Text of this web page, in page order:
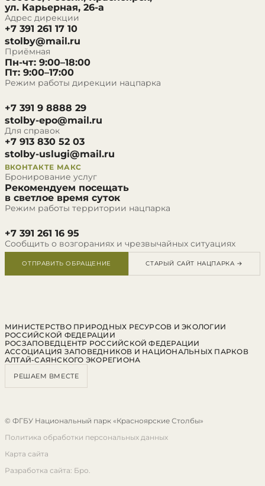
ул. Карьерная, 26-а
Адрес дирекции
+7 391 261 17 10
stolby@mail.ru
Приёмная
Пн-чт: 9:00–18:00
Пт: 9:00–17:00
Режим работы дирекции нацпарка
+7 391 9 8888 29
stolby-epo@mail.ru
Для справок
+7 913 830 52 03
stolby-uslugi@mail.ru
ВКОНТАКТЕ МАКС
Бронирование услуг
Рекомендуем посещать
в светлое время суток
Режим работы территории нацпарка
+7 391 261 16 95
Сообщить о возгораниях и чрезвычайных ситуациях
ОТПРАВИТЬ ОБРАЩЕНИЕ СТАРЫЙ САЙТ НАЦПАРКА →
МИНИСТЕРСТВО ПРИРОДНЫХ РЕСУРСОВ И ЭКОЛОГИИ
РОССИЙСКОЙ ФЕДЕРАЦИИ
РОСЗАПОВЕДЦЕНТР РОССИЙСКОЙ ФЕДЕРАЦИИ
АССОЦИАЦИЯ ЗАПОВЕДНИКОВ И НАЦИОНАЛЬНЫХ ПАРКОВ
АЛТАЙ-САЯНСКОГО ЭКОРЕГИОНА
РЕШАЕМ ВМЕСТЕ
© ФГБУ Национальный парк «Красноярские Столбы»
Политика обработки персональных данных
Карта сайта
Разработка сайта: Бро.